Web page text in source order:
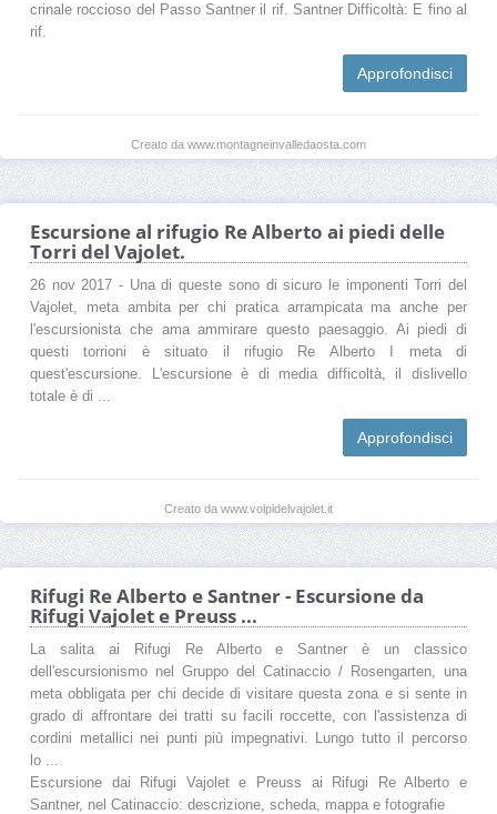
crinale roccioso del Passo Santner il rif. Santner Difficoltà: E fino al
rif.
Approfondisci
Creato da www.montagneinvalledaosta.com
Escursione al rifugio Re Alberto ai piedi delle
Torri del Vajolet.
26 nov 2017 - Una di queste sono di sicuro le imponenti Torri del
Vajolet, meta ambita per chi pratica arrampicata ma anche per
l'escursionista che ama ammirare questo paesaggio. Ai piedi di
questi torrioni è situato il rifugio Re Alberto I meta di
quest'escursione. L'escursione è di media difficoltà, il dislivello
totale è di ...
Approfondisci
Creato da www.volpidelvajolet.it
Rifugi Re Alberto e Santner - Escursione da
Rifugi Vajolet e Preuss ...
La salita ai Rifugi Re Alberto e Santner è un classico
dell'escursionismo nel Gruppo del Catinaccio / Rosengarten, una
meta obbligata per chi decide di visitare questa zona e si sente in
grado di affrontare dei tratti su facili roccette, con l'assistenza di
cordini metallici nei punti più impegnativi. Lungo tutto il percorso
lo ...
Escursione dai Rifugi Vajolet e Preuss ai Rifugi Re Alberto e
Santner, nel Catinaccio: descrizione, scheda, mappa e fotografie